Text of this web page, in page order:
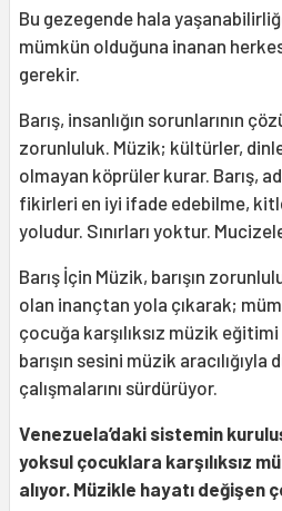
Bu gezegende hala
mümkün olduğuna inanan
gerekir.
Barış, insanlığın sorunlarının
zorunluluk. Müzik; kültürler,
olmayan köprüler kurar. Barış,
fikirleri en iyi ifade edebilme,
yoludur. Sınırları yoktur.
Barış İçin Müzik, barışın
olan inançtan yola çıkarak;
çocuğa karşılıksız müzik
barışın sesini müzik aracılığıyla
çalışmalarını sürdürüyor.
Venezuela’daki sistemin
yoksul çocuklara karşılıksız
alıyor. Müzikle hayatı değişen